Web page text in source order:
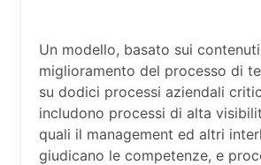
Un modello, basato sui
miglioramento del processo di
su dodici processi aziendali
includono processi di alta
quali il management ed altri
giudicano le competenze, e